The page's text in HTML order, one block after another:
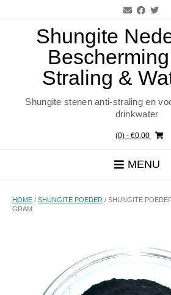
Shungite
Straling &
Shungite stenen anti-straling en
drinkwater
(0)- €0.00
MENU
HOME / SHUNGITE POEDER / SHUNGITE
GRAM